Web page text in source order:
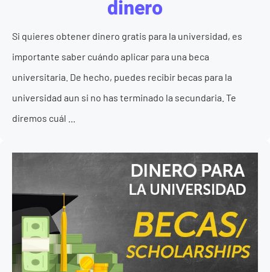
dinero
Si quieres obtener dinero gratis para la universidad, es
importante saber cuándo aplicar para una beca
universitaria. De hecho, puedes recibir becas para la
universidad aun si no has terminado la secundaria. Te
diremos cuál ...